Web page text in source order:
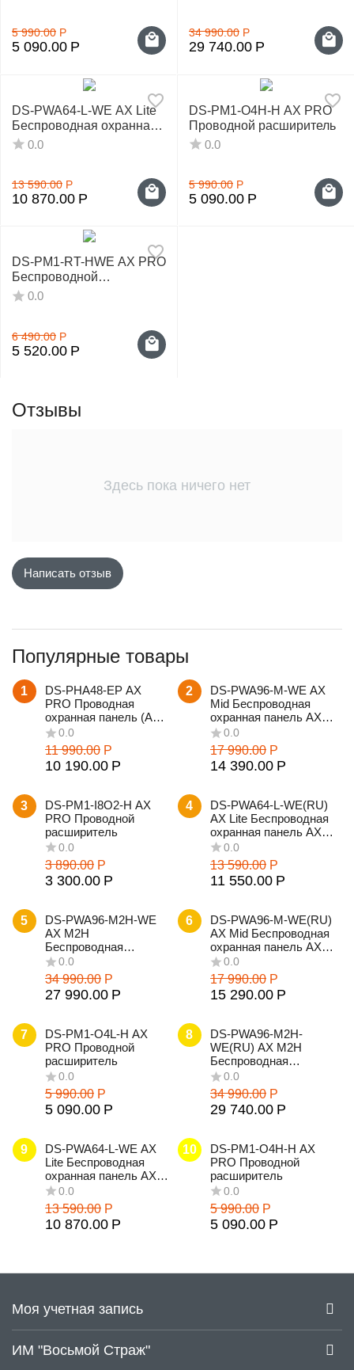
5 990.00 Р
5 090.00 Р
34 990.00 Р
29 740.00 Р
DS-PWA64-L-WE AX Lite
Беспроводная охранная
панель AX PRO
0.0
13 590.00 Р
10 870.00 Р
DS-PM1-O4H-H AX PRO
Проводной расширитель
0.0
5 990.00 Р
5 090.00 Р
DS-PM1-RT-HWE AX PRO
Беспроводной
радиорасширитель
0.0
6 490.00 Р
5 520.00 Р
Отзывы
Здесь пока ничего нет
Написать отзыв
Популярные товары
1
DS-PHA48-EP AX
PRO Проводная
охранная панель (AX
Hybrid PRO)
11 990.00 Р
10 190.00 Р
2
DS-PWA96-M-WE AX
Mid Беспроводная
охранная панель AX
PRO
17 990.00 Р
14 390.00 Р
3
DS-PM1-I8O2-H AX
PRO Проводной
расширитель
3 890.00 Р
3 300.00 Р
4
DS-PWA64-L-WE(RU)
AX Lite Беспроводная
охранная панель AX
PRO
13 590.00 Р
11 550.00 Р
5
DS-PWA96-M2H-WE
AX M2H
Беспроводная
охранная панель AX
PRO
0.0
34 990.00 Р
27 990.00 Р
6
DS-PWA96-M-WE(RU)
AX Mid Беспроводная
охранная панель AX
PRO
0.0
17 990.00 Р
15 290.00 Р
7
DS-PM1-O4L-H AX
PRO Проводной
расширитель
5 990.00 Р
5 090.00 Р
8
DS-PWA96-M2H-
WE(RU) AX M2H
Беспроводная
охранная панель AX
PRO
34 990.00 Р
29 740.00 Р
9
DS-PWA64-L-WE AX
Lite Беспроводная
охранная панель AX
PRO
13 590.00 Р
10 870.00 Р
10
DS-PM1-O4H-H AX
PRO Проводной
расширитель
5 990.00 Р
5 090.00 Р
Моя учетная запись
ИМ "Восьмой Страж"